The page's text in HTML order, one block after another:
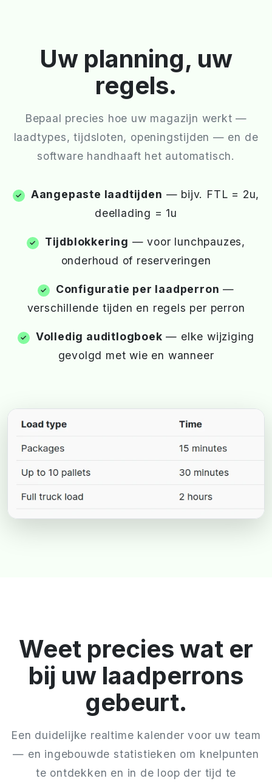
Uw planning, uw
regels.
Bepaal precies hoe uw magazijn werkt —
laadtypes, tijdsloten, openingstijden — en de
software handhaaft het automatisch.
Aangepaste laadtijden — bijv. FTL = 2u,
deellading = 1u
Tijdblokkering — voor lunchpauzes,
onderhoud of reserveringen
Configuratie per laadperron —
verschillende tijden en regels per perron
Volledig auditlogboek — elke wijziging
gevolgd met wie en wanneer
Weet precies wat er
bij uw laadperrons
gebeurt.
Een duidelijke realtime kalender voor uw team
— en ingebouwde statistieken om knelpunten
te ontdekken en in de loop der tijd te